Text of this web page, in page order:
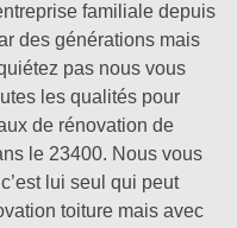
familiale depuis
des générations mais
pas nous vous
les qualités pour
de rénovation de
le 23400. Nous vous
lui seul qui peut
toiture mais avec